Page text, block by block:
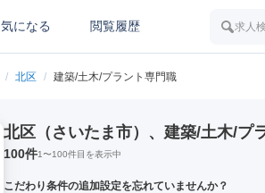
気になる 閲覧履歴 求人
/ 北区 / 建築/土木/プラント専門職
北区（さいたま市）、建築/土木/プ
100件1〜100件目を表示中
こだわり条件の追加設定を忘れていませんか？